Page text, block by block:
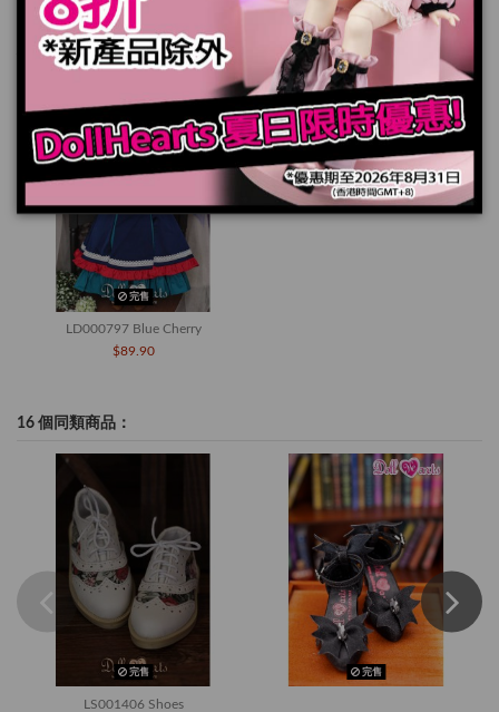
您也可能喜歡
完售
LD000797 Blue Cherry
$89.90
16 個同類商品：
完售
LS001406 Shoes
完售